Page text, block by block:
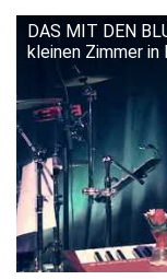
DAS MIT DEN
kleinen Zimmer in